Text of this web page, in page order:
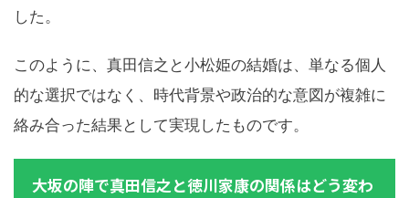
した。
このように、真田信之と小松姫の結婚は、単なる個人
的な選択ではなく、時代背景や政治的な意図が複雑に
絡み合った結果として実現したものです。
大坂の陣で真田信之と徳川家康の関係はどう変わ